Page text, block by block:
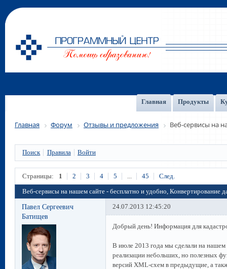
Главная Продукты
Главная Форум Отзывы и предложения Веб-сервисы на
Поиск Правила Войти
Страницы: 1 2 3 4 5 45 След.
Веб-сервисы на нашем сайте - бесплатно и удобно, Конвертирование
Павел Сергеевич
Батищев
24.07.2013 12:45:20
Добрый день! Информация для
В июле 2013 года мы сделали на нашем
реализации небольших, но полезных
версий XML-схем в предыдущие, а